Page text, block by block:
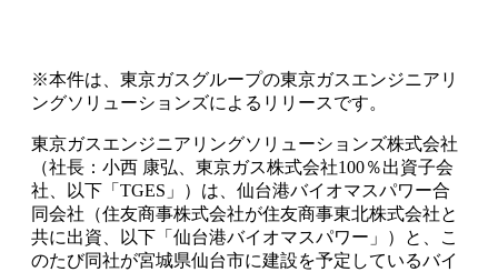
※本件は、東京ガスグループの東京ガスエンジニアリ
ングソリューションズによるリリースです。
東京ガスエンジニアリングソリューションズ株式会社
（社長：小西 康弘、東京ガス株式会社100％出資子会
社、以下「TGES」）は、仙台港バイオマスパワー合
同会社（住友商事株式会社が住友商事東北株式会社と
共に出資、以下「仙台港バイオマスパワー」）と、こ
のたび同社が宮城県仙台市に建設を予定しているバイ